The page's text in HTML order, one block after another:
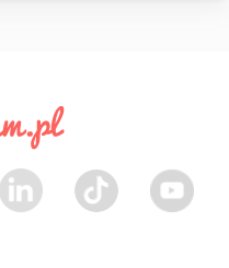
LinkedIn TikTok Youtube